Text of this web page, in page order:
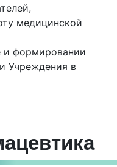
медицинской
и формировании
Учреждения в